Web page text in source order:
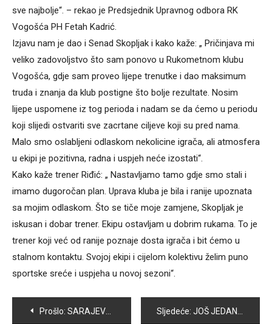
sve najbolje“. – rekao je Predsjednik Upravnog odbora RK
Vogošća PH Fetah Kadrić.
Izjavu nam je dao i Senad Skopljak i kako kaže: „ Pričinjava mi
veliko zadovoljstvo što sam ponovo u Rukometnom klubu
Vogošća, gdje sam proveo lijepe trenutke i dao maksimum
truda i znanja da klub postigne što bolje rezultate. Nosim
lijepe uspomene iz tog perioda i nadam se da ćemo u periodu
koji slijedi ostvariti sve zacrtane ciljeve koji su pred nama.
Malo smo oslabljeni odlaskom nekolicine igrača, ali atmosfera
u ekipi je pozitivna, radna i uspjeh neće izostati“.
Kako kaže trener Riđić: „ Nastavljamo tamo gdje smo stali i
imamo dugoročan plan. Uprava kluba je bila i ranije upoznata
sa mojim odlaskom. Što se tiče moje zamjene, Skopljak je
iskusan i dobar trener. Ekipu ostavljam u dobrim rukama. To je
trener koji već od ranije poznaje dosta igrača i bit ćemo u
stalnom kontaktu. Svojoj ekipi i cijelom kolektivu želim puno
sportske sreće i uspjeha u novoj sezoni“.
Navigacija
Prošlo: SARAJEVSKA NASELJA KOJA SE SNABDIJEVAJU VODOM IZ REZERVOARA KOBILJA GLAVA PITKU VODU MOGU OČEKIVATI OKO 20h Sljedeće: JOŠ JEDAN VELIKI SPORTSKI DOGAĐAJ U VOGOŠĆI – U SUBOTU I NEDJELJU 7. INTERNACIONALNI TURNIR U RITMIČKOJ GIMNASTICI “ŠEVALA MUJIĆ”